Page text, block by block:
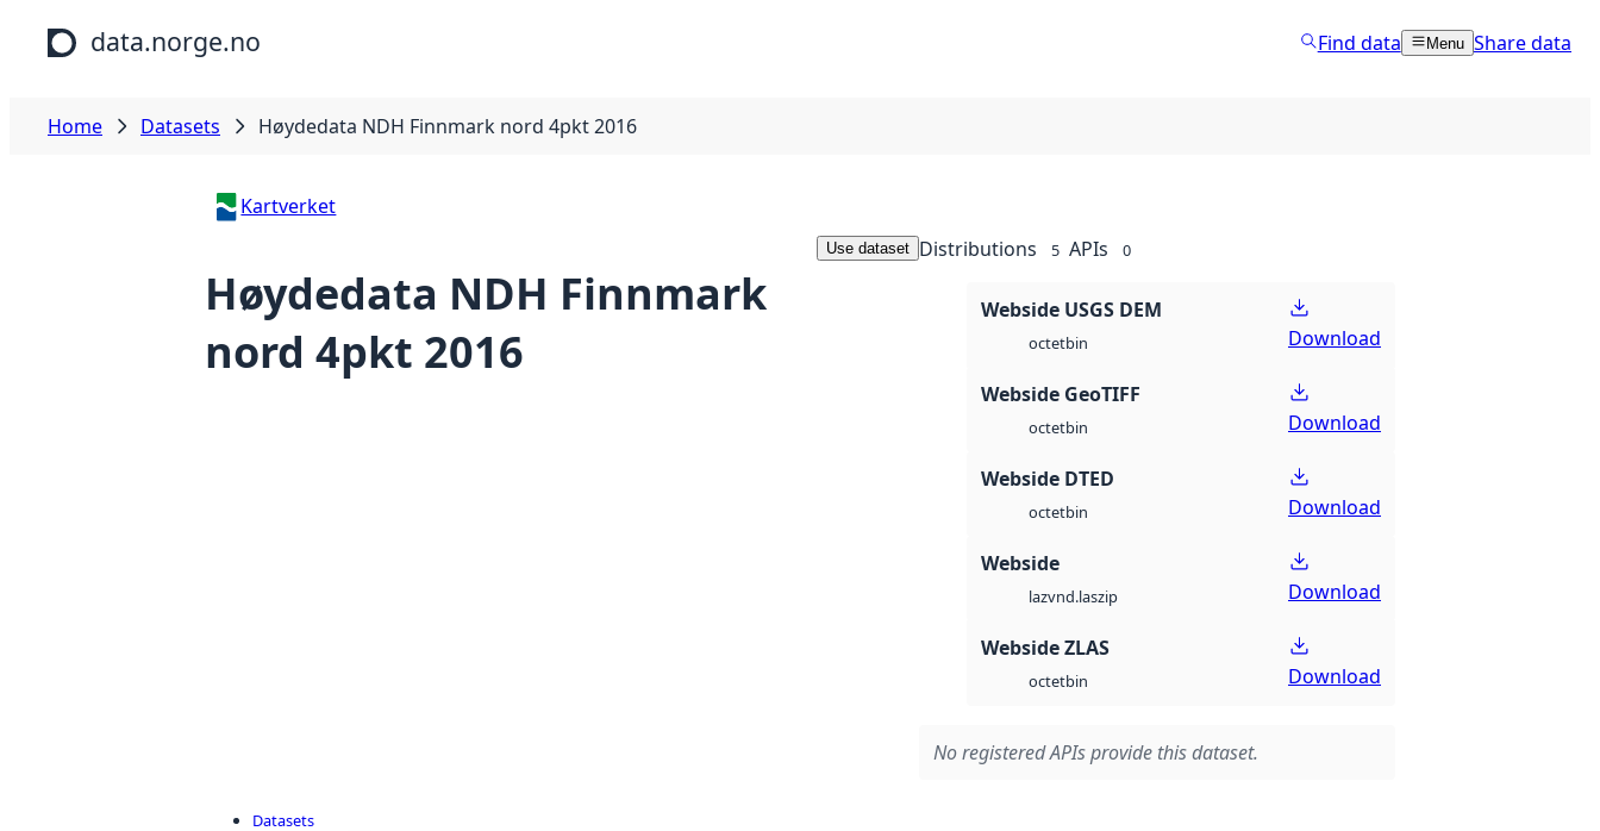
Skip to main content
data.norge.no Find data Menu Share data
Home Datasets Høydedata NDH Finnmark nord 4pkt 2016
Kartverket
Høydedata NDH Finnmark
nord 4pkt 2016
Use dataset Distributions 5 APIs 0
Webside USGS DEM
octetbin Download
Webside GeoTIFF
octetbin Download
Webside DTED
octetbin Download
Webside
lazvnd.laszip Download
Webside ZLAS
octetbin Download
No registered APIs provide this dataset.
Datasets